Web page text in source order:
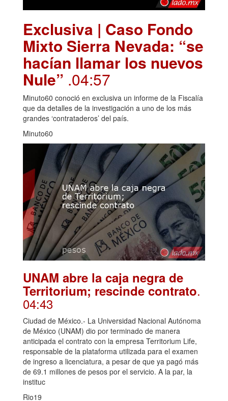
Exclusiva | Caso Fondo
Mixto Sierra Nevada: “se
hacían llamar los nuevos
Nule” .04:57
Minuto60 conoció en exclusiva un informe de la Fiscalía
que da detalles de la investigación a uno de los más
grandes ‘contrataderos’ del país.
Minuto60
UNAM abre la caja negra de
Territorium; rescinde contrato.
04:43
Ciudad de México.- La Universidad Nacional Autónoma
de México (UNAM) dio por terminado de manera
anticipada el contrato con la empresa Territorium Life,
responsable de la plataforma utilizada para el examen
de ingreso a licenciatura, a pesar de que ya pagó más
de 69.1 millones de pesos por el servicio. A la par, la
instituc
Rio19